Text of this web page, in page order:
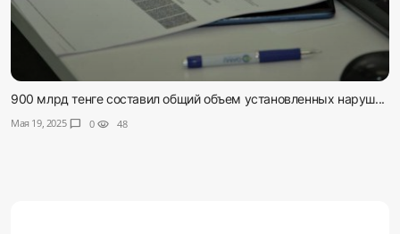
900 млрд тенге составил общий объем установленных наруш...
Мая 19, 2025 chat_bubble 0 visibility 48